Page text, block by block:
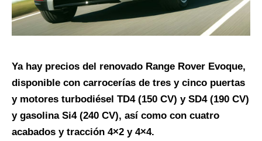
Ya hay precios del renovado Range Rover Evoque,
disponible con carrocerías de tres y cinco puertas
y motores turbodiésel TD4 (150 CV) y SD4 (190 CV)
y gasolina Si4 (240 CV), así como con cuatro
acabados y tracción 4×2 y 4×4.